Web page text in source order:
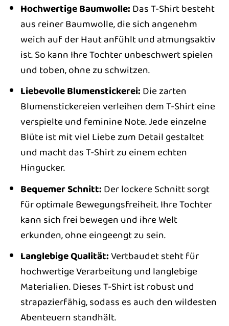
Hochwertige Baumwolle: Das T-Shirt besteht
aus reiner Baumwolle, die sich angenehm
weich auf der Haut anfühlt und atmungsaktiv
ist. So kann Ihre Tochter unbeschwert spielen
und toben, ohne zu schwitzen.
Liebevolle Blumenstickerei: Die zarten
Blumenstickereien verleihen dem T-Shirt eine
verspielte und feminine Note. Jede einzelne
Blüte ist mit viel Liebe zum Detail gestaltet
und macht das T-Shirt zu einem echten
Hingucker.
Bequemer Schnitt: Der lockere Schnitt sorgt
für optimale Bewegungsfreiheit. Ihre Tochter
kann sich frei bewegen und ihre Welt
erkunden, ohne eingeengt zu sein.
Langlebige Qualität:Vertbaudet steht für
hochwertige Verarbeitung und langlebige
Materialien. Dieses T-Shirt ist robust und
strapazierfähig, sodass es auch den wildesten
Abenteuern standhält.